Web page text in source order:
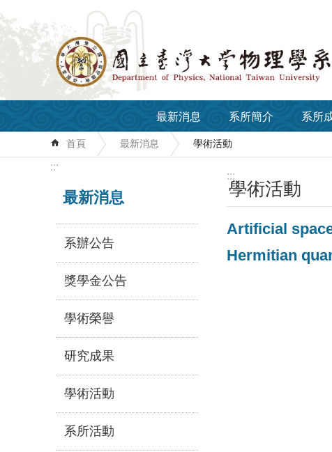
跳到主要內容區塊
最新消息 系所簡介 系所
首頁 最新消息 學術活動
:::
最新消息
系辦公告
獎學金公告
學術榮譽
研究成果
學術活動
系所活動
:::
學術活動
Artificial
Hermitian